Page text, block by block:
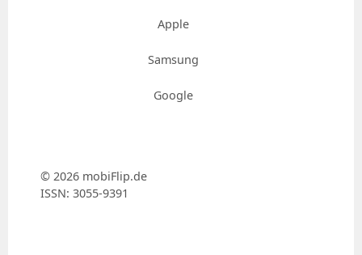
Apple
Samsung
Google
© 2026 mobiFlip.de
ISSN: 3055-9391